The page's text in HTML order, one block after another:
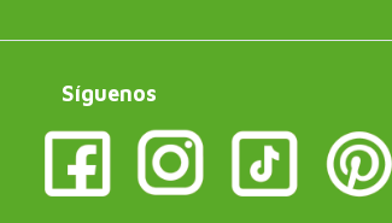
Síguenos